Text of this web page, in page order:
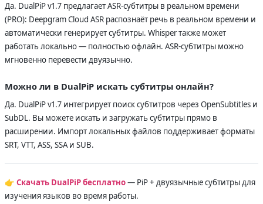
Да. DualPiP v1.7 предлагает ASR-субтитры в реальном времени
(PRO): Deepgram Cloud ASR распознаёт речь в реальном времени и
автоматически генерирует субтитры. Whisper также может
работать локально — полностью офлайн. ASR-субтитры можно
мгновенно перевести двуязычно.
Можно ли в DualPiP искать субтитры онлайн?
Да. DualPiP v1.7 интегрирует поиск субтитров через OpenSubtitles и
SubDL. Вы можете искать и загружать субтитры прямо в
расширении. Импорт локальных файлов поддерживает форматы
SRT, VTT, ASS, SSA и SUB.
👉 Скачать DualPiP бесплатно— PiP + двуязычные субтитры для
изучения языков во время работы.